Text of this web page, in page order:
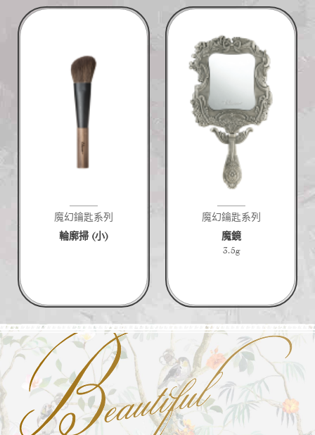
魔幻鑰匙系列
輪廓掃 (小)
魔幻鑰匙系列
魔鏡
3.5g